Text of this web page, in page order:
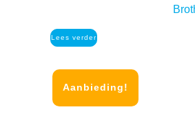
Lees verder
Aanbieding!